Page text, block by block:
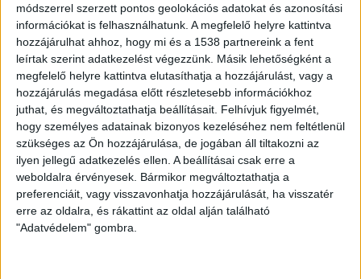
módszerrel szerzett pontos geolokációs adatokat és azonosítási
információkat is felhasználhatunk. A megfelelő helyre kattintva
hozzájárulhat ahhoz, hogy mi és a 1538 partnereink a fent
leírtak szerint adatkezelést végezzünk. Másik lehetőségként a
megfelelő helyre kattintva elutasíthatja a hozzájárulást, vagy a
hozzájárulás megadása előtt részletesebb információkhoz
juthat, és megváltoztathatja beállításait. Felhívjuk figyelmét,
hogy személyes adatainak bizonyos kezeléséhez nem feltétlenül
szükséges az Ön hozzájárulása, de jogában áll tiltakozni az
ilyen jellegű adatkezelés ellen. A beállításai csak erre a
weboldalra érvényesek. Bármikor megváltoztathatja a
preferenciáit, vagy visszavonhatja hozzájárulását, ha visszatér
erre az oldalra, és rákattint az oldal alján található
"Adatvédelem" gombra.
Hoppon maradtak a villanyautós támogatási
program utolsó pályázói